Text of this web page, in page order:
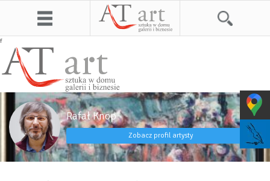
f
Rafał Knop
Zobacz profil artysty